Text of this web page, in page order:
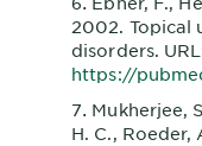
2002. Topical
disorders.
https://
Mukherjee,
H. C.,